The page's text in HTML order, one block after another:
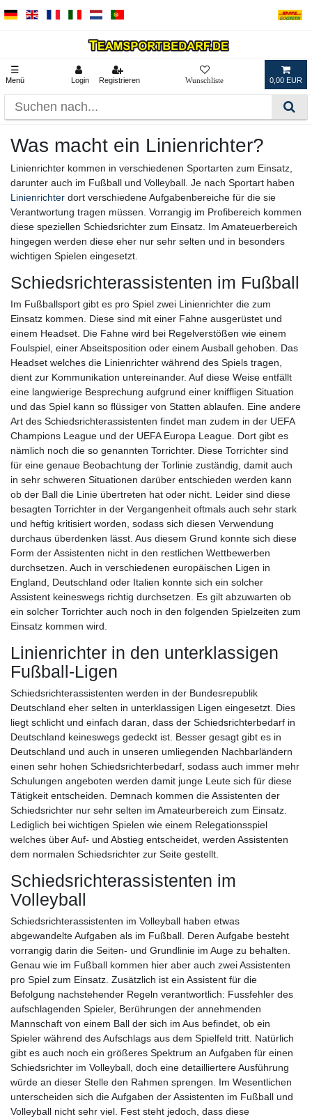
☰
Menü Login Registrieren 0,00 EUR
Was macht ein Linienrichter?
Linienrichter kommen in verschiedenen Sportarten zum Einsatz,
darunter auch im Fußball und Volleyball. Je nach Sportart haben
Linienrichter dort verschiedene Aufgabenbereiche für die sie
Verantwortung tragen müssen. Vorrangig im Profibereich kommen
diese speziellen Schiedsrichter zum Einsatz. Im Amateuerbereich
hingegen werden diese eher nur sehr selten und in besonders
wichtigen Spielen eingesetzt.
Schiedsrichterassistenten im Fußball
Im Fußballsport gibt es pro Spiel zwei Linienrichter die zum
Einsatz kommen. Diese sind mit einer Fahne ausgerüstet und
einem Headset. Die Fahne wird bei Regelverstößen wie einem
Foulspiel, einer Abseitsposition oder einem Ausball gehoben. Das
Headset welches die Linienrichter während des Spiels tragen,
dient zur Kommunikation untereinander. Auf diese Weise entfällt
eine langwierige Besprechung aufgrund einer kniffligen Situation
und das Spiel kann so flüssiger von Statten ablaufen. Eine andere
Art des Schiedsrichterassistenten findet man zudem in der UEFA
Champions League und der UEFA Europa League. Dort gibt es
nämlich noch die so genannten Torrichter. Diese Torrichter sind
für eine genaue Beobachtung der Torlinie zuständig, damit auch
in sehr schweren Situationen darüber entschieden werden kann
ob der Ball die Linie übertreten hat oder nicht. Leider sind diese
besagten Torrichter in der Vergangenheit oftmals auch sehr stark
und heftig kritisiert worden, sodass sich diesen Verwendung
durchaus überdenken lässt. Aus diesem Grund konnte sich diese
Form der Assistenten nicht in den restlichen Wettbewerben
durchsetzen. Auch in verschiedenen europäischen Ligen in
England, Deutschland oder Italien konnte sich ein solcher
Assistent keineswegs richtig durchsetzen. Es gilt abzuwarten ob
ein solcher Torrichter auch noch in den folgenden Spielzeiten zum
Einsatz kommen wird.
Linienrichter in den unterklassigen
Fußball-Ligen
Schiedsrichterassistenten werden in der Bundesrepublik
Deutschland eher selten in unterklassigen Ligen eingesetzt. Dies
liegt schlicht und einfach daran, dass der Schiedsrichterbedarf in
Deutschland keineswegs gedeckt ist. Besser gesagt gibt es in
Deutschland und auch in unseren umliegenden Nachbarländern
einen sehr hohen Schiedsrichterbedarf, sodass auch immer mehr
Schulungen angeboten werden damit junge Leute sich für diese
Tätigkeit entscheiden. Demnach kommen die Assistenten der
Schiedsrichter nur sehr selten im Amateurbereich zum Einsatz.
Lediglich bei wichtigen Spielen wie einem Relegationsspiel
welches über Auf- und Abstieg entscheidet, werden Assistenten
dem normalen Schiedsrichter zur Seite gestellt.
Schiedsrichterassistenten im
Volleyball
Schiedsrichterassistenten im Volleyball haben etwas
abgewandelte Aufgaben als im Fußball. Deren Aufgabe besteht
vorrangig darin die Seiten- und Grundlinie im Auge zu behalten.
Genau wie im Fußball kommen hier aber auch zwei Assistenten
pro Spiel zum Einsatz. Zusätzlich ist ein Assistent für die
Befolgung nachstehender Regeln verantwortlich: Fussfehler des
aufschlagenden Spieler, Berührungen der annehmenden
Mannschaft von einem Ball der sich im Aus befindet, ob ein
Spieler während des Aufschlags aus dem Spielfeld tritt. Natürlich
gibt es auch noch ein größeres Spektrum an Aufgaben für einen
Schiedsrichter im Volleyball, doch eine detailliertere Ausführung
würde an dieser Stelle den Rahmen sprengen. Im Wesentlichen
unterscheiden sich die Aufgaben der Assistenten im Fußball und
Volleyball nicht sehr viel. Fest steht jedoch, dass diese